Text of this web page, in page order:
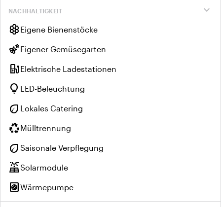
expand_more
NACHHALTIGKEIT
hiveEigene Bienenstöcke
emoji_natureEigener Gemüsegarten
ev_chargerElektrische Ladestationen
lightbulb LED-Beleuchtung
eco Lokales Catering
recyclingMülltrennung
eco Saisonale Verpflegung
solar_powerSolarmodule
heat_pumpWärmepumpe